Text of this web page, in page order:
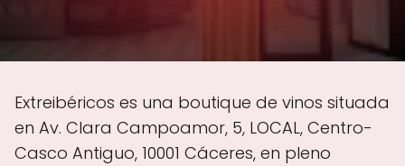
Extreibéricos es una boutique de vinos situada
en Av. Clara Campoamor, 5, LOCAL, Centro-
Casco Antiguo, 10001 Cáceres, en pleno